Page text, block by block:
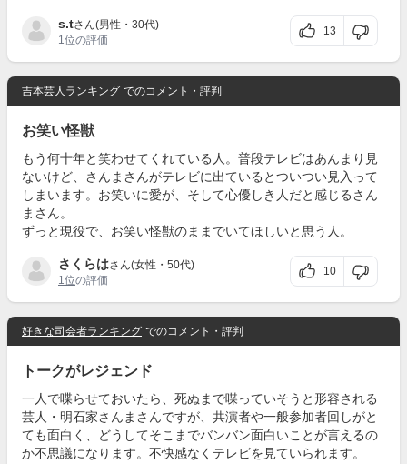
s.tさん(男性・30代)
1位の評価
13
吉本芸人ランキング でのコメント・評判
お笑い怪獣
もう何十年と笑わせてくれている人。普段テレビはあんまり見
ないけど、さんまさんがテレビに出ているとついつい見入って
しまいます。お笑いに愛が、そして心優しき人だと感じるさん
まさん。
ずっと現役で、お笑い怪獣のままでいてほしいと思う人。
さくらはさん(女性・50代)
1位の評価
10
好きな司会者ランキング でのコメント・評判
トークがレジェンド
一人で喋らせておいたら、死ぬまで喋っていそうと形容される
芸人・明石家さんまさんですが、共演者や一般参加者回しがと
ても面白く、どうしてそこまでバンバン面白いことが言えるの
か不思議になります。不快感なくテレビを見ていられます。